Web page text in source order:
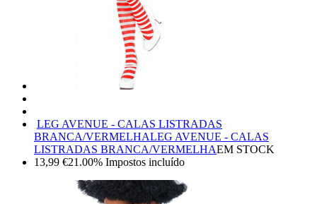
LEG AVENUE - CALAS LISTRADAS
BRANCA/VERMELHALEG AVENUE - CALAS
LISTRADAS BRANCA/VERMELHAEM STOCK
13,99 €21.00% Impostos incluído